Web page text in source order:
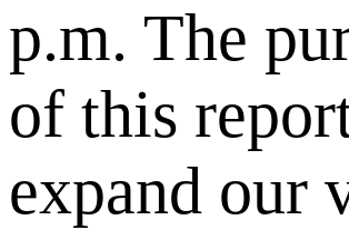
p.m. The
of this
expand our